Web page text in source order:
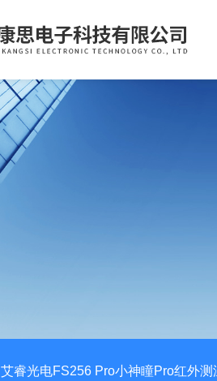
艾睿光电FS256 Pro小神瞳Pro红外测